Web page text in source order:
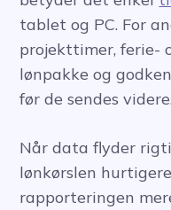
tablet og PC. For
projekttimer, ferie-
lønpakke og
før de sendes
Når data flyder
lønkørslen
rapporteringen